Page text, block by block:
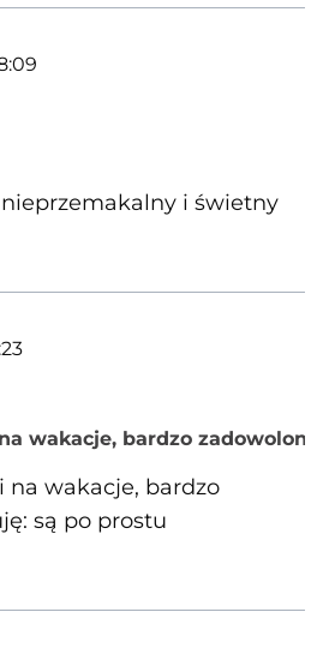
spośród 5 gwiazdek
i świetny
5 spośród 5 gwiazdek
wakacje, bardzo zadowolona,
na wakacje, bardzo
są po prostu